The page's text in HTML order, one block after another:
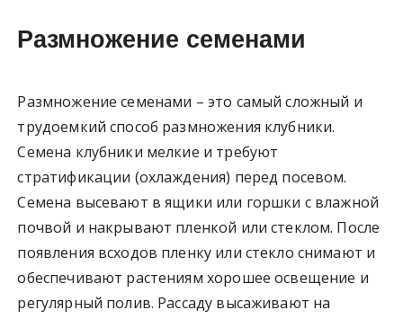
Размножение семенами
Размножение семенами – это самый сложный и
трудоемкий способ размножения клубники.
Семена клубники мелкие и требуют
стратификации (охлаждения) перед посевом.
Семена высевают в ящики или горшки с влажной
почвой и накрывают пленкой или стеклом. После
появления всходов пленку или стекло снимают и
обеспечивают растениям хорошее освещение и
регулярный полив. Рассаду высаживают на